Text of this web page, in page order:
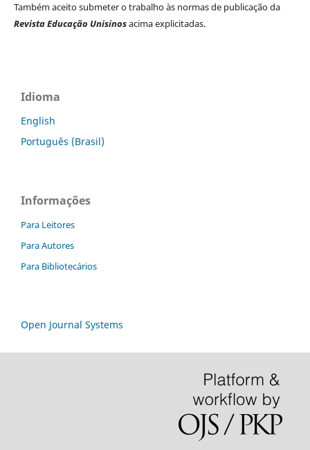
Também aceito submeter o trabalho às normas de publicação da
Revista Educação Unisinosacima explicitadas.
Idioma
English
Português (Brasil)
Informações
Para Leitores
Para Autores
Para Bibliotecários
Open Journal Systems